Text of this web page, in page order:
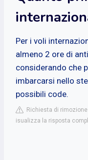
Per i voli
almeno 2 ore di
considerando che
imbarcarsi nello
possibili code.
Richiesta di
isualizza la risposta